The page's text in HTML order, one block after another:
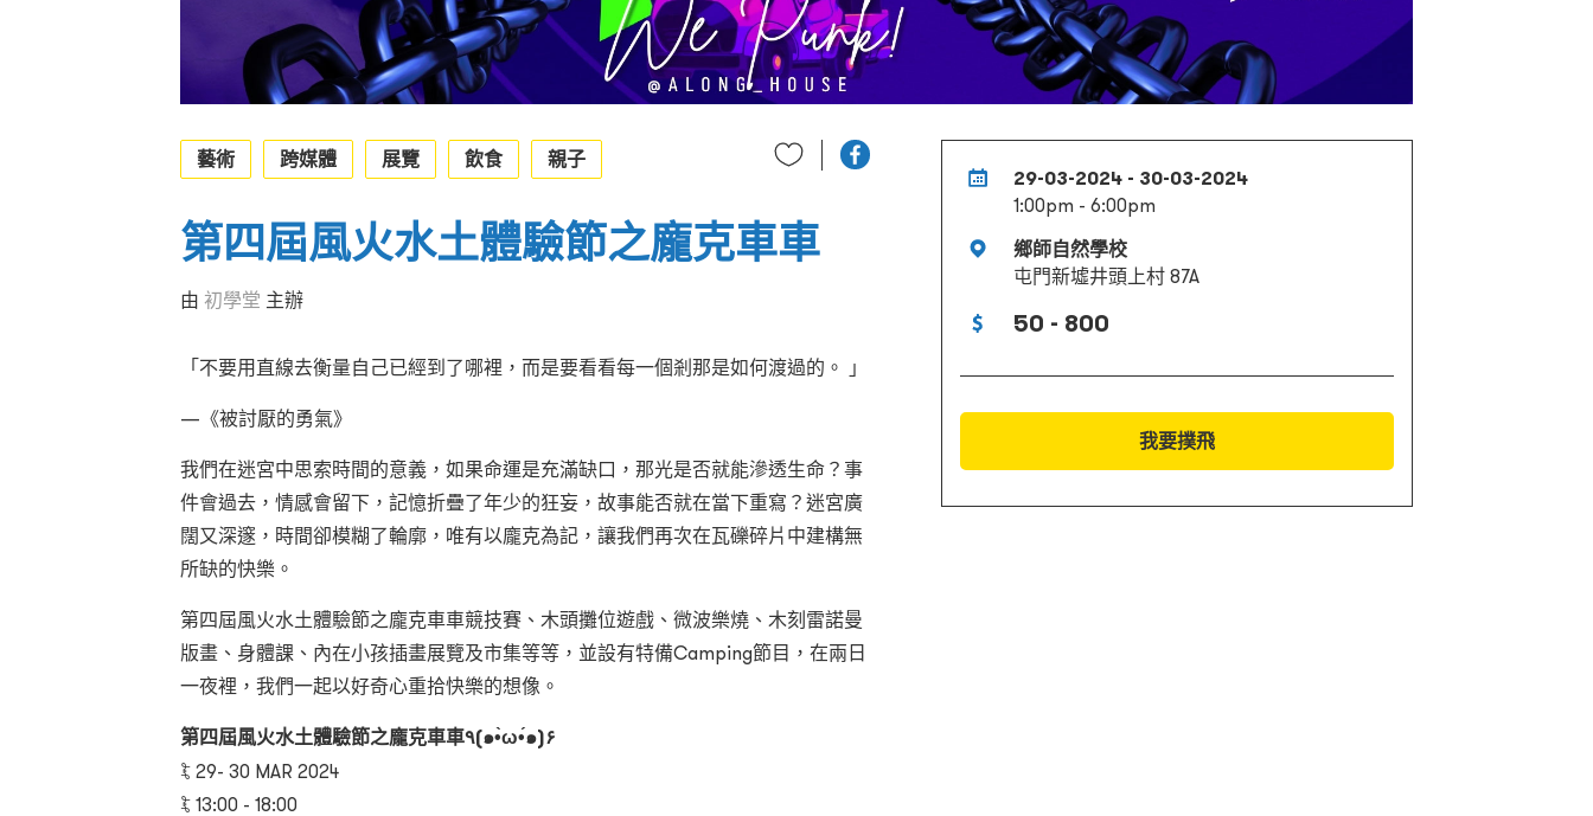
29-03-2024 - 30-03-2024
1:00pm - 6:00pm
鄉師⾃然學校
屯門新墟井頭上村 87A
50 - 800
我要撲飛
藝術 跨媒體 展覽 飲食 親子
第四屆風火水土體驗節之龐克車車
由 初學堂 主辦
「不要用直線去衡量自己已經到了哪裡，而是要看看每一個剎那是如何渡過的。 」
—《被討厭的勇氣》
我們在迷宮中思索時間的意義，如果命運是充滿缺口，那光是否就能滲透生命？事
件會過去，情感會留下，記憶折疊了年少的狂妄，故事能否就在當下重寫？迷宮廣
闊又深邃，時間卻模糊了輪廓，唯有以龐克為記，讓我們再次在瓦礫碎片中建構無
所缺的快樂。
第四屆風火水土體驗節之龐克車車競技賽、木頭攤位遊戲、微波樂燒、木刻雷諾曼
版畫、身體課、內在小孩插畫展覽及市集等等，並設有特備Camping節目，在兩日
一夜裡，我們一起以好奇心重拾快樂的想像。
第四屆風火水土體驗節之龐克車車٩(๑•̀ω•́๑)۶
𖣸 29- 30 MAR 2024
𖣸 13:00 - 18:00